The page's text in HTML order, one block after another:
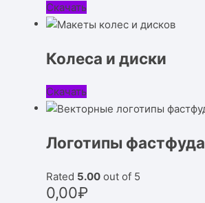
Скачать
Колеса и диски
Скачать
Логотипы фастфуда
Rated 5.00 out of 5
0,00₽